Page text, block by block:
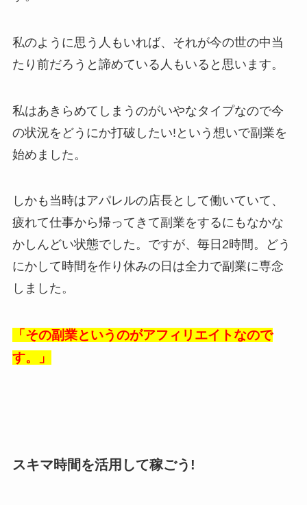
私のように思う人もいれば、それが今の世の中当
たり前だろうと諦めている人もいると思います。
私はあきらめてしまうのがいやなタイプなので今
の状況をどうにか打破したい!という想いで副業を
始めました。
しかも当時はアパレルの店長として働いていて、
疲れて仕事から帰ってきて副業をするにもなかな
かしんどい状態でした。ですが、毎日2時間。どう
にかして時間を作り休みの日は全力で副業に専念
しました。
「その副業というのがアフィリエイトなので
す。」
スキマ時間を活用して稼ごう!